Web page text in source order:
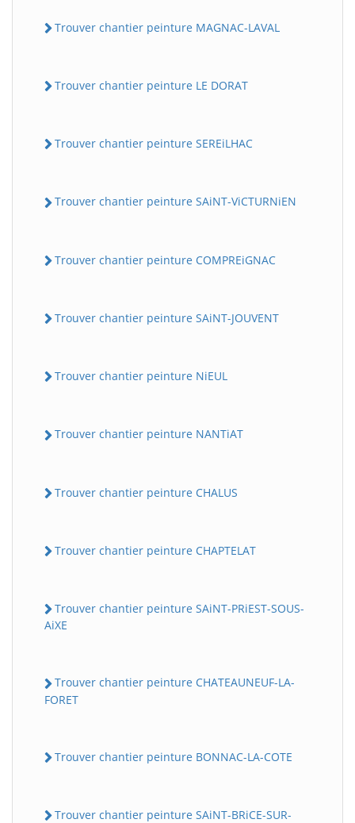
Trouver chantier peinture MAGNAC-LAVAL
Trouver chantier peinture LE DORAT
Trouver chantier peinture SEREiLHAC
Trouver chantier peinture SAiNT-ViCTURNiEN
Trouver chantier peinture COMPREiGNAC
Trouver chantier peinture SAiNT-JOUVENT
Trouver chantier peinture NiEUL
Trouver chantier peinture NANTiAT
Trouver chantier peinture CHALUS
Trouver chantier peinture CHAPTELAT
Trouver chantier peinture SAiNT-PRiEST-SOUS-
AiXE
Trouver chantier peinture CHATEAUNEUF-LA-
FORET
Trouver chantier peinture BONNAC-LA-COTE
Trouver chantier peinture SAiNT-BRiCE-SUR-